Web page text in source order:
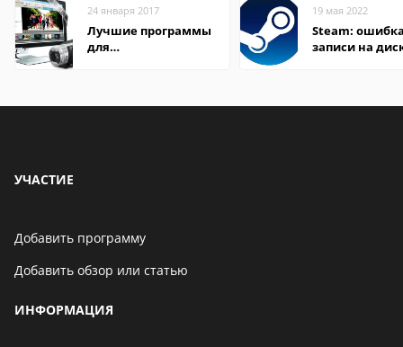
24 января 2017
Лучшие программы
для
19 мая 2022
Steam:
записи на
УЧАСТИЕ
Добавить программу
Добавить обзор или статью
ИНФОРМАЦИЯ